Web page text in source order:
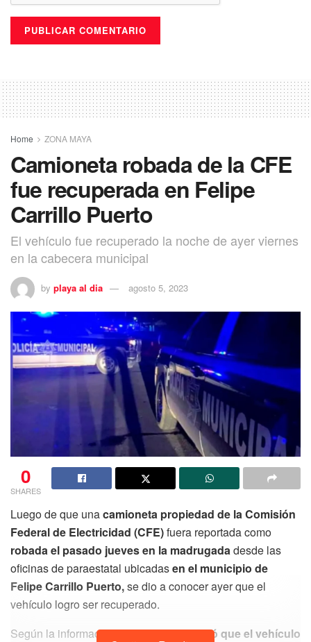
Home ZONA MAYA
Camioneta robada de la CFE
fue recuperada en Felipe
Carrillo Puerto
El vehículo fue recuperado la noche de ayer viernes
en la cabecera municipal
by playa al dia agosto 5, 2023
0
SHARES
Luego de que unacamioneta propiedad de la Comisión
Federal de Electricidad (CFE)fuera reportada como
robada el pasado jueves en la madrugadadesde las
oficinas de paraestatal ubicadasen el municipio de
Felipe Carrillo Puerto,se dio a conocer ayer que el
vehículo logro ser recuperado.
Según la información recabadase señaló que el vehículo